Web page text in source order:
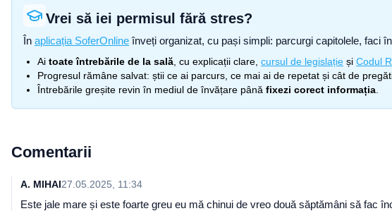
Vrei să iei permisul fără stres?
În aplicația SoferOnline înveți organizat, cu pași simpli: parcurgi capitolele, faci
Ai toate întrebările de la sală , cu explicații clare, cursul de legislație și Codul
Progresul rămâne salvat: știi ce ai parcurs, ce mai ai de repetat și cât de
Întrebările greșite revin în mediul de învățare până fixezi corect informația
Comentarii
A. MIHAI27.05.2025, 11:34
Este jale mare și este foarte greu eu mă chinui de vreo două săptămâni să fac